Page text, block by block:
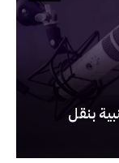
بنقل